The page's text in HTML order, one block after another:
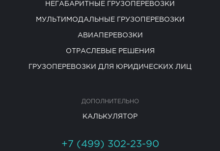
НЕГАБАРИТНЫЕ ГРУЗОПЕРЕВОЗКИ
МУЛЬТИМОДАЛЬНЫЕ ГРУЗОПЕРЕВОЗКИ
АВИАПЕРЕВОЗКИ
ОТРАСЛЕВЫЕ РЕШЕНИЯ
ГРУЗОПЕРЕВОЗКИ ДЛЯ ЮРИДИЧЕСКИХ ЛИЦ
ДОПОЛНИТЕЛЬНО
КАЛЬКУЛЯТОР
+7 (499) 302-23-90